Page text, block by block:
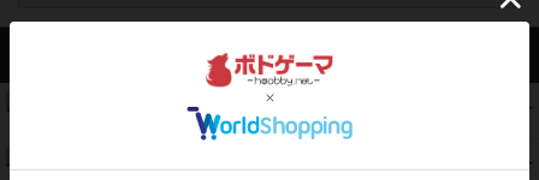
アクセス数 急上昇中
PT
1件の投稿
322 PT